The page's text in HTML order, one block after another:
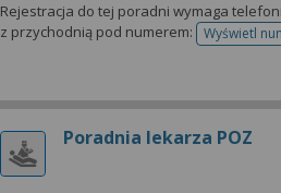
Rejestracja do tej poradni wymaga
z przychodnią pod numerem:
Wyświetl
Poradnia lekarza POZ